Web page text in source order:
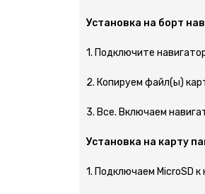
Установка на борт
1. Подключите
2. Копируем файл(ы)
3. Все. Включаем
Установка на карту
1. Подключаем MicroSD